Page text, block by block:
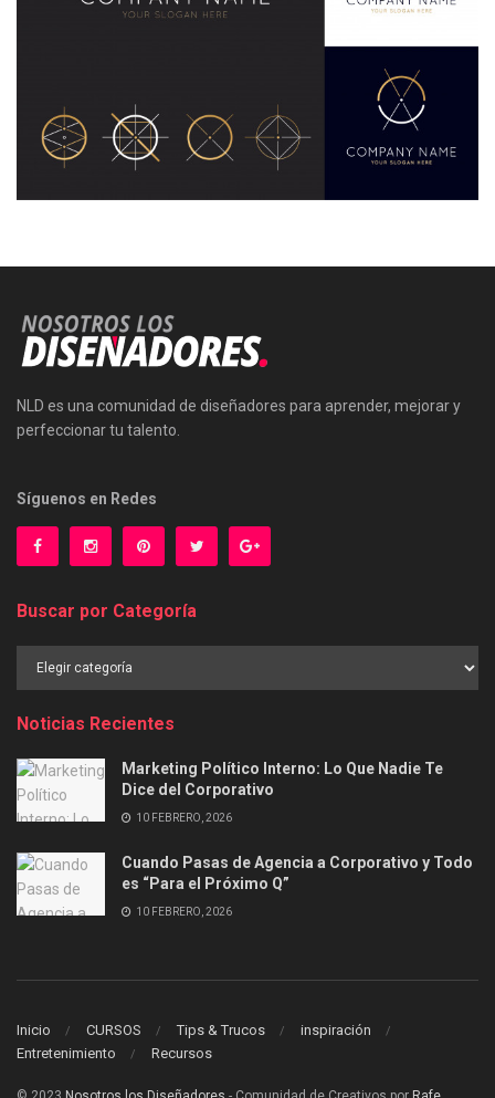
NLD es una comunidad de diseñadores para aprender, mejorar y
perfeccionar tu talento.
Síguenos en Redes
Buscar por Categoría
Noticias Recientes
Marketing Político Interno: Lo Que Nadie Te
Dice del Corporativo
10 FEBRERO, 2026
Cuando Pasas de Agencia a Corporativo y Todo
es “Para el Próximo Q”
10 FEBRERO, 2026
Inicio CURSOS Tips & Trucos
inspiración
Entretenimiento
Recursos